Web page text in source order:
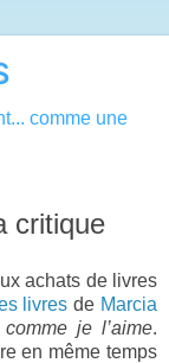
comme une
critique
achats de livres
livres de Marcia
je l’aime.
en même temps